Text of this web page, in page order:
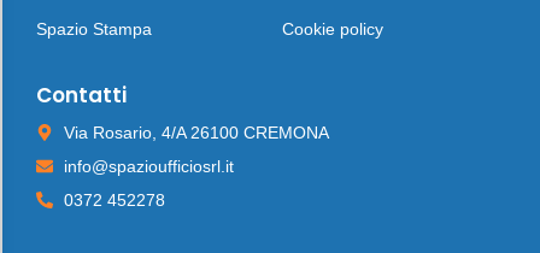
Spazio Stampa Cookie policy
Contatti
Via Rosario, 4/A 26100 CREMONA
info@spazioufficiosrl.it
0372 452278